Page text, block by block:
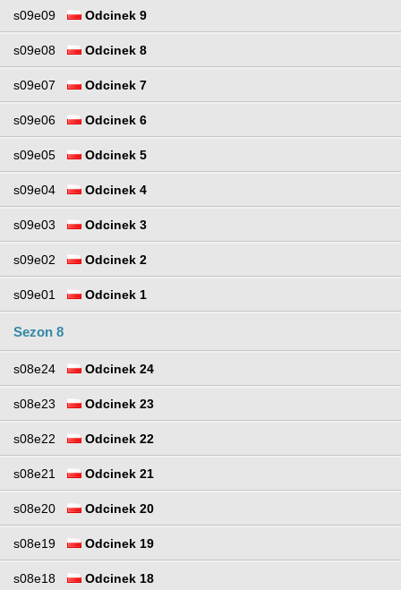
s09e09 Odcinek 9
s09e08 Odcinek 8
s09e07 Odcinek 7
s09e06 Odcinek 6
s09e05 Odcinek 5
s09e04 Odcinek 4
s09e03 Odcinek 3
s09e02 Odcinek 2
s09e01 Odcinek 1
Sezon 8
s08e24 Odcinek 24
s08e23 Odcinek 23
s08e22 Odcinek 22
s08e21 Odcinek 21
s08e20 Odcinek 20
s08e19 Odcinek 19
s08e18 Odcinek 18